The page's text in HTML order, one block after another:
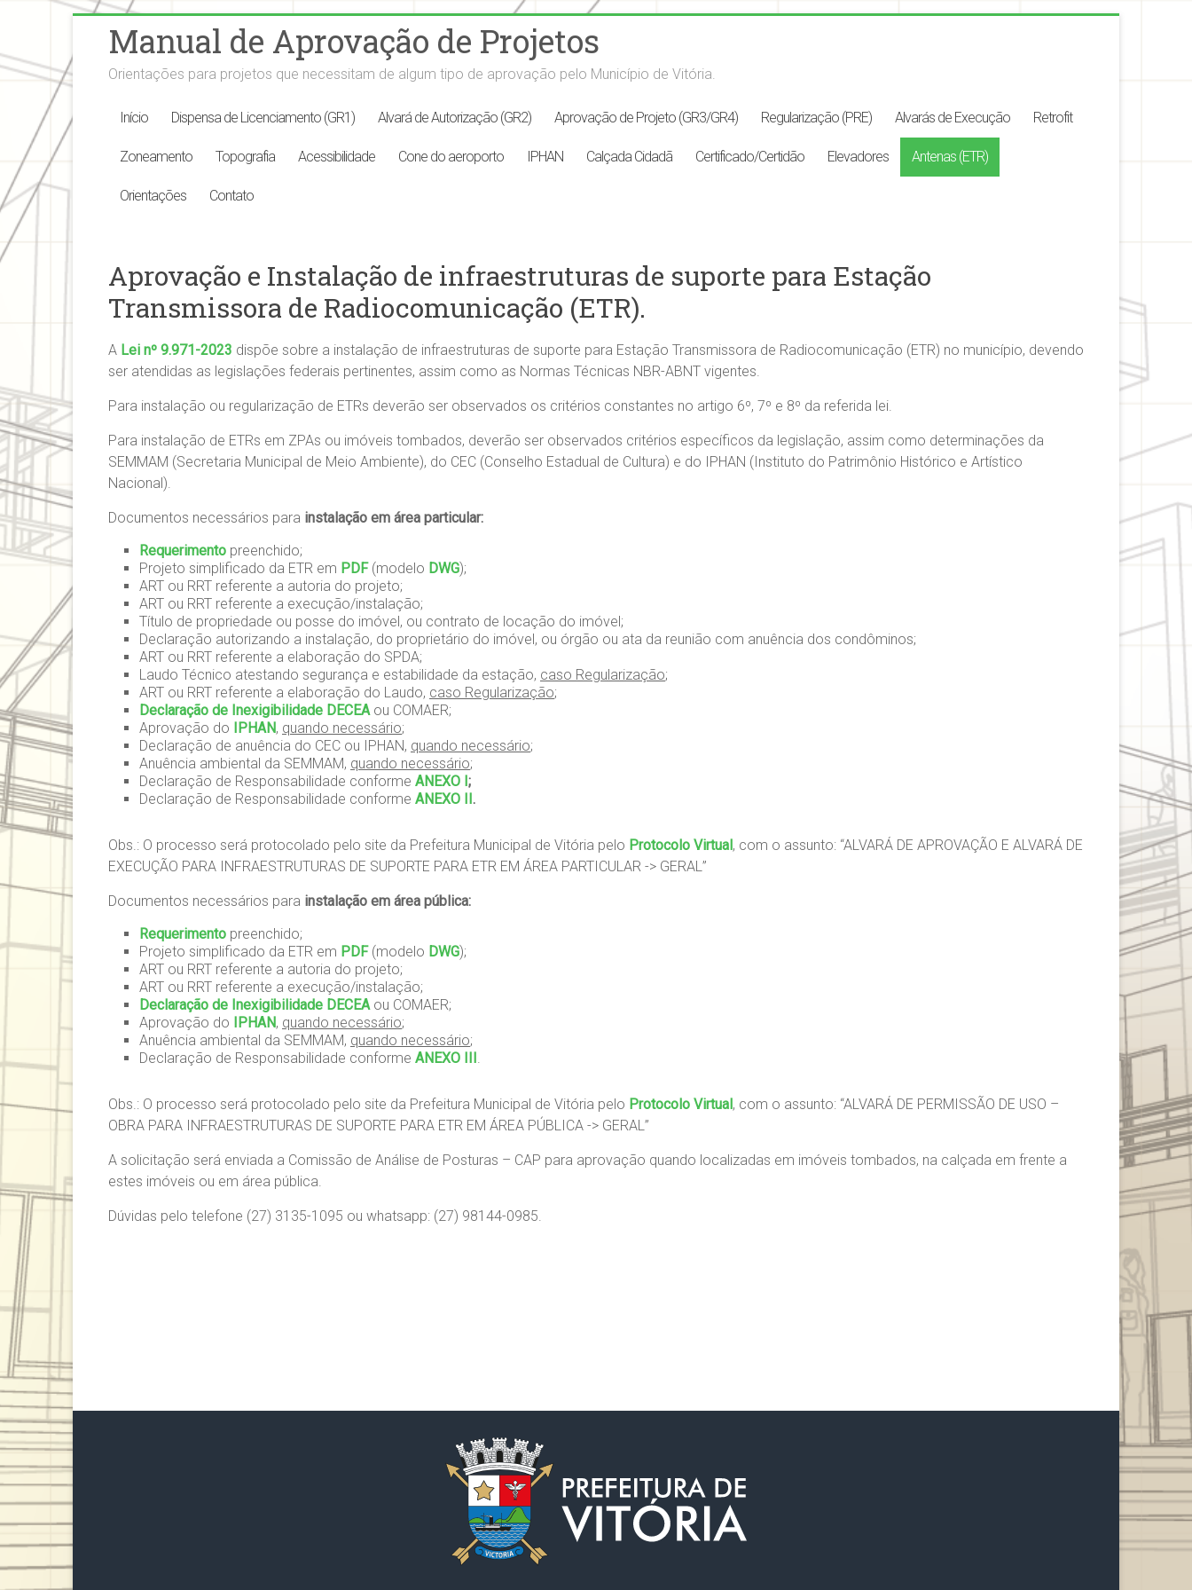
contentManual de Aprovação de Projetos
Orientações para projetos que necessitam de algum tipo de aprovação pelo Município de Vitória.
Início Dispensa de Licenciamento (GR1) Alvará de Autorização (GR2) Aprovação de Projeto (GR3/GR4) Regularização (PRE) Alvarás de Execução Retrofit
Zoneamento Topografia Acessibilidade Cone do aeroporto IPHAN Calçada Cidadã Certificado/Certidão Elevadores Antenas (ETR)
Orientações Contato
Aprovação e Instalação de infraestruturas de suporte para Estação
Transmissora de Radiocomunicação (ETR).
A Lei nº 9.971-2023 dispõe sobre a instalação de infraestruturas de suporte para Estação Transmissora de Radiocomunicação (ETR) no município, devendo
ser atendidas as legislações federais pertinentes, assim como as Normas Técnicas NBR-ABNT vigentes.
Para instalação ou regularização de ETRs deverão ser observados os critérios constantes no artigo 6º, 7º e 8º da referida lei.
Para instalação de ETRs em ZPAs ou imóveis tombados, deverão ser observados critérios específicos da legislação, assim como determinações da
SEMMAM (Secretaria Municipal de Meio Ambiente), do CEC (Conselho Estadual de Cultura) e do IPHAN (Instituto do Patrimônio Histórico e Artístico
Nacional).
Documentos necessários para instalação em área particular:
Requerimento preenchido;
Projeto simplificado da ETR em PDF(modelo DWG);
ART ou RRT referente a autoria do projeto;
ART ou RRT referente a execução/instalação;
Título de propriedade ou posse do imóvel, ou contrato de locação do imóvel;
Declaração autorizando a instalação, do proprietário do imóvel, ou órgão ou ata da reunião com anuência dos condôminos;
ART ou RRT referente a elaboração do SPDA;
Laudo Técnico atestando segurança e estabilidade da estação, caso Regularização;
ART ou RRT referente a elaboração do Laudo, caso Regularização;
Declaração de Inexigibilidade DECEAou COMAER;
Aprovação do IPHAN, quando necessário;
Declaração de anuência do CEC ou IPHAN, quando necessário;
Anuência ambiental da SEMMAM, quando necessário;
Declaração de Responsabilidade conforme ANEXO I;
Declaração de Responsabilidade conforme ANEXO II.
Obs.: O processo será protocolado pelo site da Prefeitura Municipal de Vitória pelo Protocolo Virtual, com o assunto: “ALVARÁ DE APROVAÇÃO E ALVARÁ DE
EXECUÇÃO PARA INFRAESTRUTURAS DE SUPORTE PARA ETR EM ÁREA PARTICULAR -> GERAL”
Documentos necessários para instalação em área pública:
Requerimento preenchido;
Projeto simplificado da ETR em PDF(modelo DWG);
ART ou RRT referente a autoria do projeto;
ART ou RRT referente a execução/instalação;
Declaração de Inexigibilidade DECEAou COMAER;
Aprovação do IPHAN, quando necessário;
Anuência ambiental da SEMMAM, quando necessário;
Declaração de Responsabilidade conforme ANEXO III.
Obs.: O processo será protocolado pelo site da Prefeitura Municipal de Vitória pelo Protocolo Virtual, com o assunto: “ALVARÁ DE PERMISSÃO DE USO –
OBRA PARA INFRAESTRUTURAS DE SUPORTE PARA ETR EM ÁREA PÚBLICA -> GERAL”
A solicitação será enviada a Comissão de Análise de Posturas – CAP para aprovação quando localizadas em imóveis tombados, na calçada em frente a
estes imóveis ou em área pública.
Dúvidas pelo telefone (27) 3135-1095 ou whatsapp: (27) 98144-0985.